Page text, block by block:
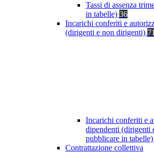
Tassi di assenza
in tabelle) 36
Incarichi conferiti e
(dirigenti e non dirigenti) 71
Incarichi conferiti e
dipendenti (dirigenti
pubblicare in tabelle)
Contrattazione collettiva